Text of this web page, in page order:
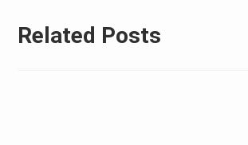
Related Posts